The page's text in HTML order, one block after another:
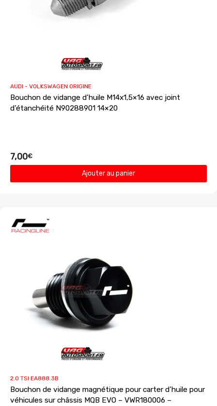
AUDI - VOLKSWAGEN ORIGINE
Bouchon de vidange d’huile M14x1,5×16 avec joint
d’étanchéité N90288901 14×20
7,00€
Ajouter au panier
2.0 TSI EA888.3B
Bouchon de vidange magnétique pour carter d’huile pour
véhicules sur châssis MQB EVO – VWR180006 –